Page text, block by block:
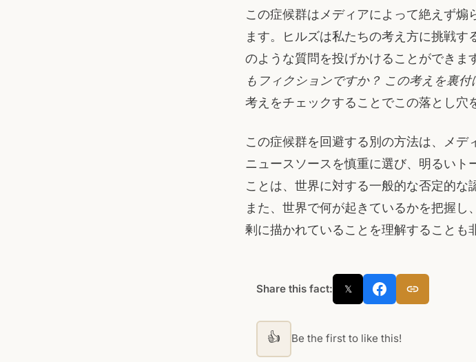
この症候群はメディアによって絶えず煽
ます。ヒルズは私たちの考え方に挑戦
のような質問を投げかけることができま
もフィクションですか？ この考えを裏
考えをチェックすることでこの落とし穴
この症候群を回避する別の方法は、メデ
ニュースソースを慎重に選び、明るいト
ことは、世界に対する一般的な否定的な
また、世界で何が起きているかを把握
剰に描かれていることを理解することも
Share this fact: 𝕏
👍 Be the first to like this!